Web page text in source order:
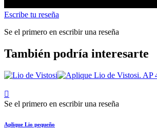
Escribe tu reseña
Se el primero en escribir una reseña
También podría interesarte

Se el primero en escribir una reseña
Aplique Lio pequeño